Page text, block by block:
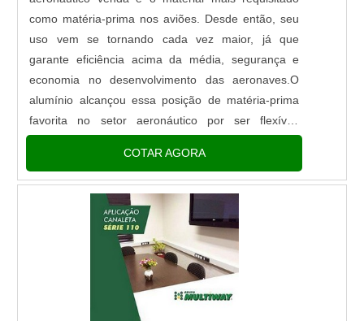
equipe multidisciplinar de consultores associados e
colaboradores eficientes, comprova sua essência
de trazer o melhor para todos os clientes.
como matéria-prima nos aviões. Desde então, seu
uso vem se tornando cada vez maior, já que
garante eficiência acima da média, segurança e
economia no desenvolvimento das aeronaves.O
alumínio alcançou essa posição de matéria-prima
favorita no setor aeronáutico por ser flexível,
asas, fuselagem, motores, trens,....
COTAR AGORA